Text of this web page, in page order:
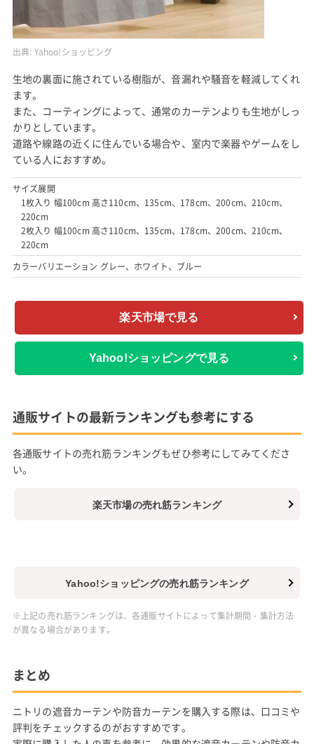
出典: Yahoo!ショッピング
生地の裏面に施されている樹脂が、音漏れや騒音を軽減してくれ
ます。
また、コーティングによって、通常のカーテンよりも生地がしっ
かりとしています。
道路や線路の近くに住んでいる場合や、室内で楽器やゲームをし
ている人におすすめ。
サイズ展開
1枚入り 幅100cm 高さ110cm、135cm、178cm、200cm、210cm、
220cm
2枚入り 幅100cm 高さ110cm、135cm、178cm、200cm、210cm、
220cm
カラーバリエーション グレー、ホワイト、ブルー
楽天市場で見る
Yahoo!ショッピングで見る
通販サイトの最新ランキングも参考にする
各通販サイトの売れ筋ランキングもぜひ参考にしてみてくださ
い。
楽天市場の売れ筋ランキング
Yahoo!ショッピングの売れ筋ランキング
※上記の売れ筋ランキングは、各通販サイトによって集計期間・集計方法
が異なる場合があります。
まとめ
ニトリの遮音カーテンや防音カーテンを購入する際は、口コミや
評判をチェックするのがおすすめです。